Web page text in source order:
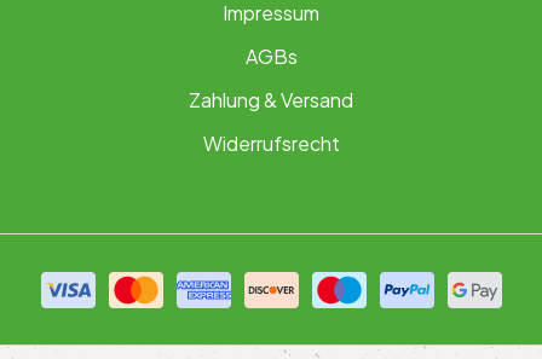
Impressum
AGBs
Zahlung & Versand
Widerrufsrecht